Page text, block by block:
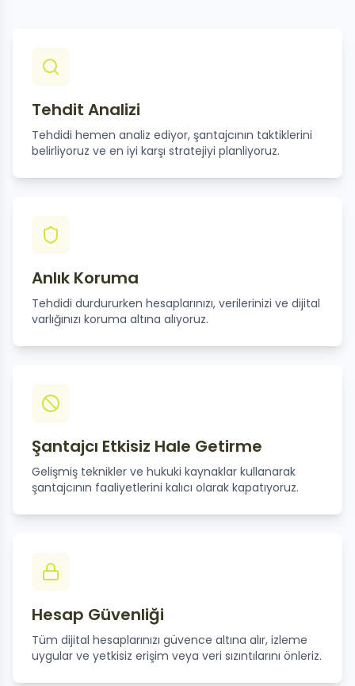
Tehdit Analizi
Tehdidi hemen analiz ediyor, şantajcının taktiklerini
belirliyoruz ve en iyi karşı stratejiyi planliyoruz.
Anlık Koruma
Tehdidi durdururken hesaplarınızı, verilerinizi ve dijital
varlığınızı koruma altına alıyoruz.
Şantajcı Etkisiz Hale Getirme
Gelişmiş teknikler ve hukuki kaynaklar kullanarak
şantajcının faaliyetlerini kalıcı olarak kapatıyoruz.
Hesap Güvenliği
Tüm dijital hesaplarınızı güvence altına alır, izleme
uygular ve yetkisiz erişim veya veri sızıntılarını önleriz.